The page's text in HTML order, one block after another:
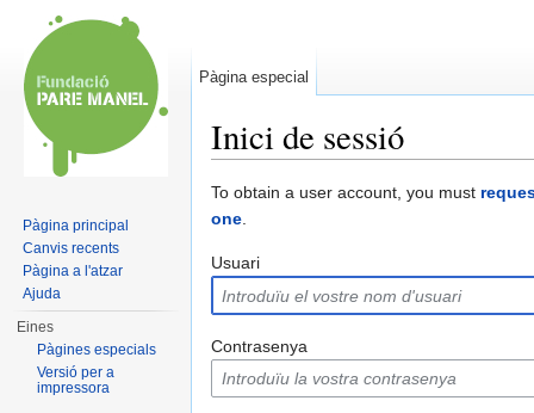
Inici de sessió
To obtain a user account, you must
one.
Usuari
Contrasenya
Pàgina especial
Pàgina principal
Canvis recents
Pàgina a l'atzar
Ajuda
Eines
Pàgines especials
Versió per a
impressora